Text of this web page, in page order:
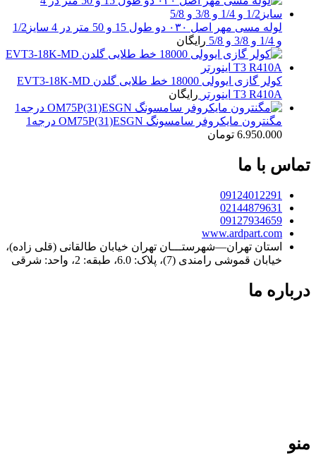
لوله مسی مهر اصل ۰۳۰ دو طول 15 و 50 متر در 4 سایز1/2
و 1/4 و 3/8 و 5/8
رایگان
کولر گازی ایوولی 18000 خط طلایی گلدن EVT3-18K-MD
T3 R410A اینورتر
رایگان
مگنترون مایکروفر سامسونگ OM75P(31)ESGN درجه1
6.950.000 تومان
تماس با ما
09124012291
02144879631
09127934659
www.ardpart.com
استان تهران—شهرستـــان تهران خیابان طالقانی (قلی زاده)،
خیابان قموشی رامندی (7)، پلاک: 6.0، طبقه: 2، واحد: شرقی
درباره ما
منو